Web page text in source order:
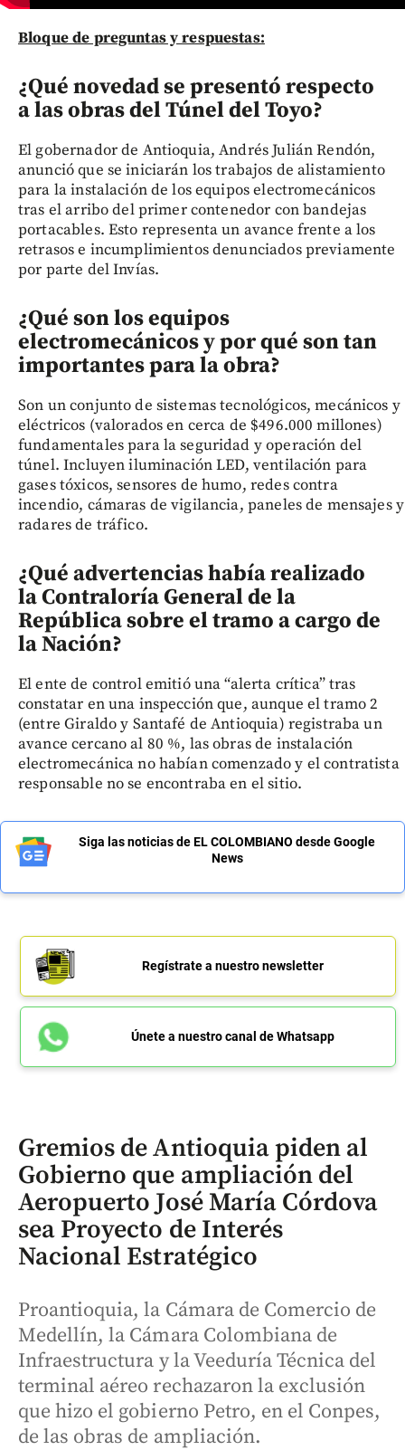
Bloque de preguntas y respuestas:
¿Qué novedad se presentó respecto
a las obras del Túnel del Toyo?
El gobernador de Antioquia, Andrés Julián Rendón,
anunció que se iniciarán los trabajos de alistamiento
para la instalación de los equipos electromecánicos
tras el arribo del primer contenedor con bandejas
portacables. Esto representa un avance frente a los
retrasos e incumplimientos denunciados previamente
por parte del Invías.
¿Qué son los equipos
electromecánicos y por qué son tan
importantes para la obra?
Son un conjunto de sistemas tecnológicos, mecánicos y
eléctricos (valorados en cerca de $496.000 millones)
fundamentales para la seguridad y operación del
túnel. Incluyen iluminación LED, ventilación para
gases tóxicos, sensores de humo, redes contra
incendio, cámaras de vigilancia, paneles de mensajes y
radares de tráfico.
¿Qué advertencias había realizado
la Contraloría General de la
República sobre el tramo a cargo de
la Nación?
El ente de control emitió una “alerta crítica” tras
constatar en una inspección que, aunque el tramo 2
(entre Giraldo y Santafé de Antioquia) registraba un
avance cercano al 80 %, las obras de instalación
electromecánica no habían comenzado y el contratista
responsable no se encontraba en el sitio.
Siga las noticias de EL COLOMBIANO desde Google
News
Regístrate a nuestro newsletter
Únete a nuestro canal de Whatsapp
Gremios de Antioquia piden al
Gobierno que ampliación del
Aeropuerto José María Córdova
sea Proyecto de Interés
Nacional Estratégico
Proantioquia, la Cámara de Comercio de
Medellín, la Cámara Colombiana de
Infraestructura y la Veeduría Técnica del
terminal aéreo rechazaron la exclusión
que hizo el gobierno Petro, en el Conpes,
de las obras de ampliación.